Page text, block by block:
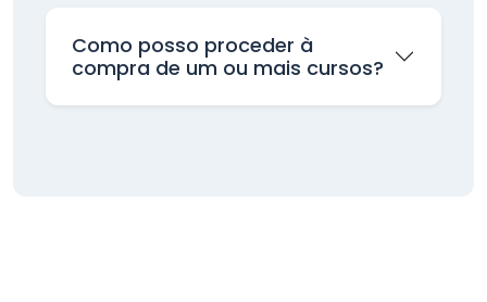
Como posso proceder à
compra de um ou mais cursos?